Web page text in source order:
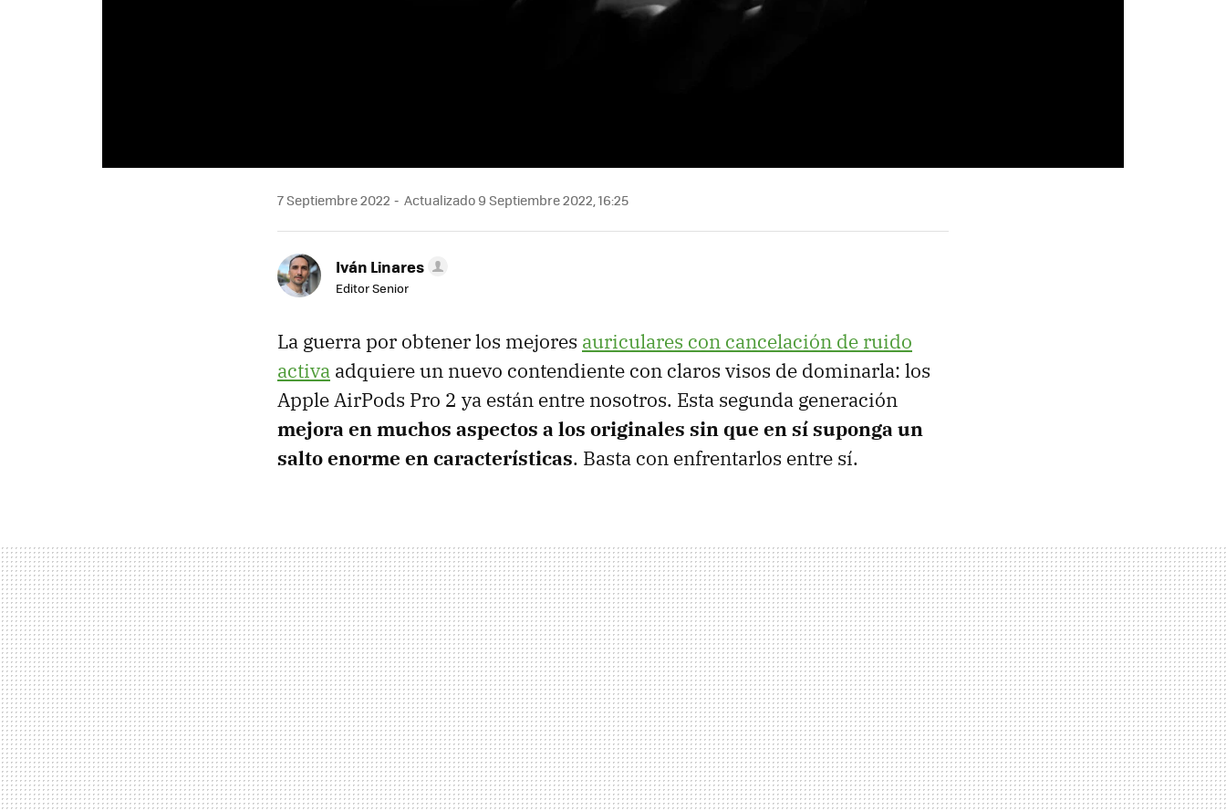
7 Septiembre 2022 Actualizado 9 Septiembre 2022, 16:25
Iván Linares
Editor Senior
La guerra por obtener los mejores auriculares con cancelación de ruido
activa adquiere un nuevo contendiente con claros visos de dominarla: los
Apple AirPods Pro 2 ya están entre nosotros. Esta segunda generación
mejora en muchos aspectos a los originales sin que en sí suponga un
salto enorme en características. Basta con enfrentarlos entre sí.